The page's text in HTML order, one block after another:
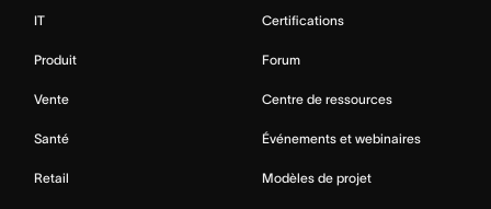
IT
Produit
Vente
Santé
Retail
Certifications
Forum
Centre de ressources
Événements et webinaires
Modèles de projet